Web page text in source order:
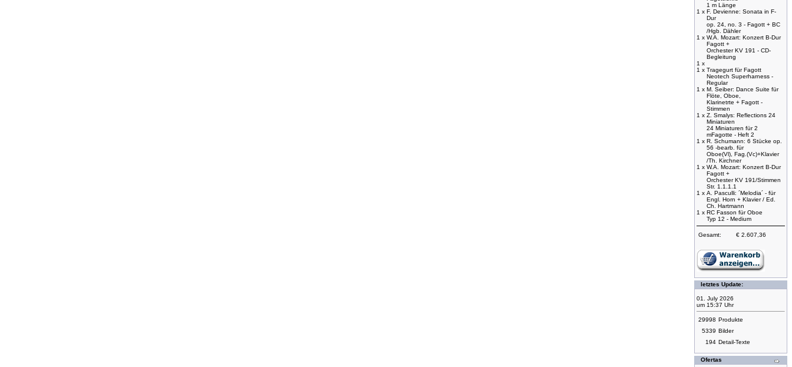
1 m Länge
1 x F. Devienne: Sonata in F-
Dur
op. 24, no. 3 - Fagott + BC
/Hgb. Dähler
1 x W.A. Mozart: Konzert B-Dur
Fagott +
Orchester KV 191 - CD-
Begleitung
1 x
1 x Tragegurt für Fagott
Neotech Superharness -
Regular
1 x M. Seiber: Dance Suite für
Flöte, Oboe,
Klarinetrte + Fagott -
Stimmen
1 x Z. Smalys: Reflections 24
Miniaturen
24 Miniaturen für 2
mFagotte - Heft 2
1 x R. Schumann: 6 Stücke op.
56 -bearb. für
Oboe(Vl), Fag.(Vc)+Klavier
/Th. Kirchner
1 x W.A. Mozart: Konzert B-Dur
Fagott +
Orchester KV 191/Stimmen
Str. 1.1.1.1
1 x A. Pasculli: ´Melodia´ - für
Engl. Horn + Klavier / Ed.
Ch. Hartmann
1 x RC Fasson für Oboe
Typ 12 - Medium
Gesamt: € 2.607,36
letztes Update:
01. July 2026
um 15:37 Uhr
29998 Produkte
5339 Bilder
194 Detail-Texte
Ofertas